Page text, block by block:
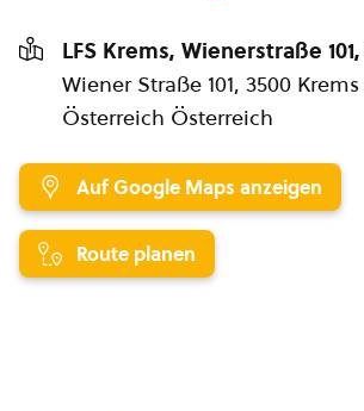
LFS Krems, Wienerstraße
Wiener Straße 101, 3500
Österreich Österreich
Auf Google Maps anzeigen
Route planen